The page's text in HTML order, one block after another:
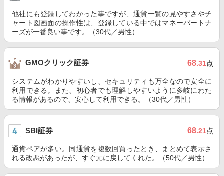
他社にも登録してわかった事ですが、通貨一覧の見やすさやチ
ャート図画面の操作性は、登録している中ではマネーパートナ
ーズが一番良い事です。（30代／男性）
GMOクリック証券 68.31点
システムがわかりやすいし、セキュリティも万全なので安全に
利用できる。また、初心者でも理解しやすいように多岐にわた
る情報があるので、安心して利用できる。（30代／男性）
SBI証券 68.21点
通貨ペアが多い。同通貨を複数回買ったとき、まとめて表示さ
れる改悪があったが、すぐ元に戻してくれた。（50代／男性）